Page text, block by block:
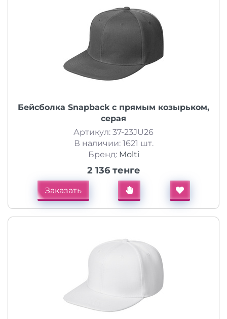
Бейсболка Snapback с прямым козырьком,
серая
Артикул: 37-23JU26
В наличии: 1621 шт.
Бренд: Molti
2 136 тенге
Заказать